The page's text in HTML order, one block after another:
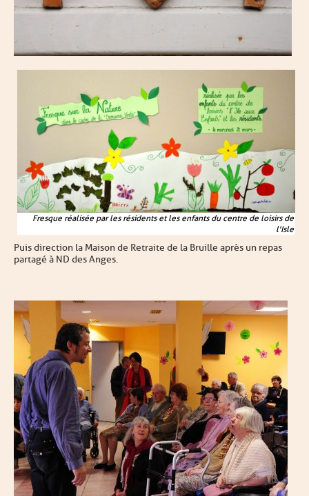
Fresque réalisée par les résidents et les enfants du centre de loisirs de
l'Isle
Puis direction la Maison de Retraite de la Bruille après un repas
partagé à ND des Anges.